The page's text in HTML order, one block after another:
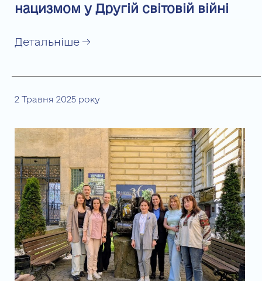
нацизмом у Другій світовій війні
Детальніше →
2 Травня 2025 року